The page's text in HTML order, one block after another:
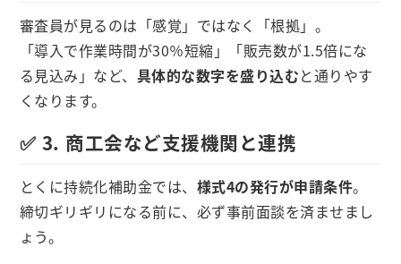
審査員が見るのは「感覚」ではなく「根拠」。
「導入で作業時間が30％短縮」「販売数が1.5倍にな
る見込み」など、 具体的な数字を盛り込むと通りやす
くなります。
✅ 3. 商工会など支援機関と連携
とくに持続化補助金では、 様式4の発行が申請条件。
締切ギリギリになる前に、必ず事前面談を済ませまし
ょう。